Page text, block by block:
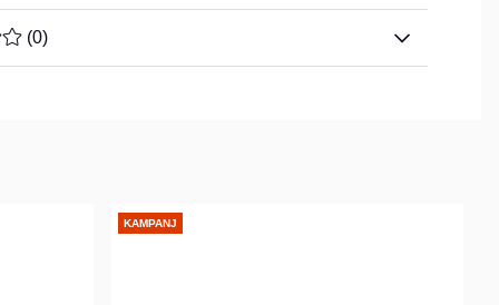
0 AV 5 ANTAL BETYG 0
(0)
KAMPANJ